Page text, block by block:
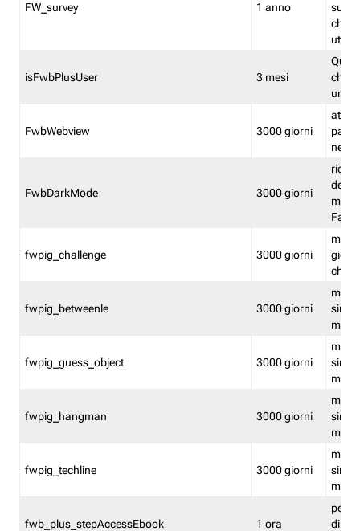
FW_survey 1 anno
utenti
isFwbPlusUser 3 mesi
che
una
FwbWebview 3000 giorni
attiva
FwbDarkMode 3000 giorni
fwpig_challenge 3000 giorni
fwpig_betweenle 3000 giorni
fwpig_guess_object 3000 giorni
fwpig_hangman 3000 giorni
fwpig_techline 3000 giorni
fwb_plus_stepAccessEbook 1 ora
di un